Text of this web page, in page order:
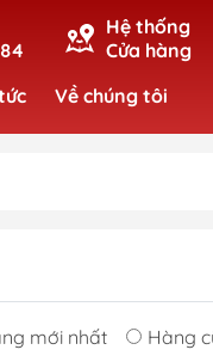
Hệ thống
Cửa hàng
Về chúng tôi
mới nhất Hàng